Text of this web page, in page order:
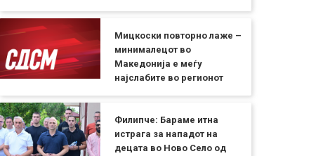
Мицкоски повторно лаже –
минималецот во
Македонија е меѓу
најслабите во регионот
Филипче: Бараме итна
истрага за нападот на
децата во Ново Село од